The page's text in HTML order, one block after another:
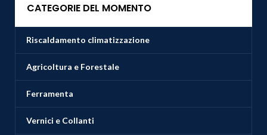
CATEGORIE DEL MOMENTO
Riscaldamento climatizzazione
Agricoltura e Forestale
Ferramenta
Vernici e Collanti